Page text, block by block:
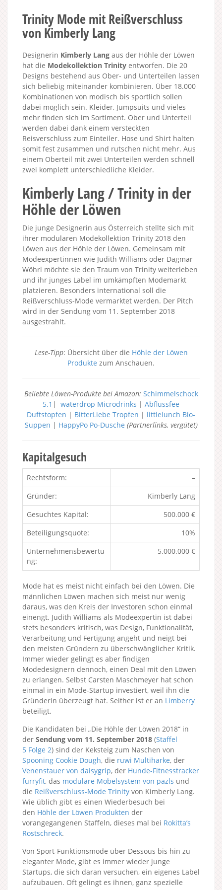
Trinity Mode mit Reißverschluss
von Kimberly Lang
Designerin Kimberly Lang aus der Höhle der Löwen
hat die Modekollektion Trinity entworfen. Die 20
Designs bestehend aus Ober- und Unterteilen lassen
sich beliebig miteinander kombinieren. Über 18.000
Kombinationen von modisch bis sportlich sollen
dabei möglich sein. Kleider, Jumpsuits und vieles
mehr finden sich im Sortiment. Ober und Unterteil
werden dabei dank einem versteckten
Reisverschluss zum Einteiler. Hose und Shirt halten
somit fest zusammen und rutschen nicht mehr. Aus
einem Oberteil mit zwei Unterteilen werden schnell
zwei komplett unterschiedliche Kleider.
Kimberly Lang / Trinity in der
Höhle der Löwen
Die junge Designerin aus Österreich stellte sich mit
ihrer modularen Modekollektion Trinity 2018 den
Löwen aus der Höhle der Löwen. Gemeinsam mit
Modeexpertinnen wie Judith Williams oder Dagmar
Wöhrl möchte sie den Traum von Trinity weiterleben
und ihr junges Label im umkämpften Modemarkt
platzieren. Besonders international soll die
Reißverschluss-Mode vermarktet werden. Der Pitch
wird in der Sendung vom 11. September 2018
ausgestrahlt.
Lese-Tipp: Übersicht über die Höhle der Löwen
Produkte zum Anschauen.
Beliebte Löwen-Produkte bei Amazon: Schimmelschock
5.1 | waterdrop Microdrinks | Abflussfee
Duftstopfen | BitterLiebe Tropfen | littlelunch Bio-
Suppen | HappyPo Po-Dusche (Partnerlinks, vergütet)
Kapitalgesuch
Rechtsform:
–
Gründer:
Kimberly Lang
Gesuchtes Kapital:
500.000 €
Beteiligungsquote:
10%
Unternehmensbewertu
ng:
5.000.000 €
Mode hat es meist nicht einfach bei den Löwen. Die
männlichen Löwen machen sich meist nur wenig
daraus, was den Kreis der Investoren schon einmal
einengt. Judith Williams als Modeexpertin ist dabei
stets besonders kritisch, was Design, Funktionalität,
Verarbeitung und Fertigung angeht und neigt bei
den meisten Gründern zu überschwänglicher Kritik.
Immer wieder gelingt es aber findigen
Modedesignern dennoch, einen Deal mit den Löwen
zu erlangen. Selbst Carsten Maschmeyer hat schon
einmal in ein Mode-Startup investiert, weil ihn die
Gründerin überzeugt hat. Seither ist er an Limberry
beteiligt.
Die Kandidaten bei „Die Höhle der Löwen 2018“ in
der Sendung vom 11. September 2018 (Staffel
5 Folge 2) sind der Keksteig zum Naschen von
Spooning Cookie Dough, die ruwi Multiharke, der
Venenstauer von daisygrip, der Hunde-Fitnesstracker
furryfit, das modulare Möbelsystem von pazls und
die Reißverschluss-Mode Trinity von Kimberly Lang.
Wie üblich gibt es einen Wiederbesuch bei
den Höhle der Löwen Produkten der
vorangegangenen Staffeln, dieses mal bei Rokitta’s
Rostschreck.
Von Sport-Funktionsmode über Dessous bis hin zu
eleganter Mode, gibt es immer wieder junge
Startups, die sich daran versuchen, ein eigenes Label
aufzubauen. Oft gelingt es ihnen, ganz spezielle